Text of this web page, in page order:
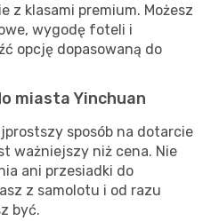
z klasami premium. Możesz
wygodę foteli i
opcję dopasowaną do
miasta Yinchuan
sposób na dotarcie
ważniejszy niż cena. Nie
ani przesiadki do
z samolotu i od razu
być.